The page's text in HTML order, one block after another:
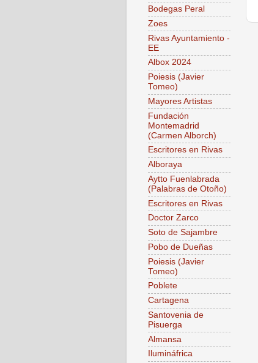
Bodegas Peral
Zoes
Rivas Ayuntamiento -
EE
Albox 2024
Poiesis (Javier
Tomeo)
Mayores Artistas
Fundación
Montemadrid
(Carmen Alborch)
Escritores en Rivas
Alboraya
Aytto Fuenlabrada
(Palabras de Otoño)
Escritores en Rivas
Doctor Zarco
Soto de Sajambre
Pobo de Dueñas
Poiesis (Javier
Tomeo)
Poblete
Cartagena
Santovenia de
Pisuerga
Almansa
Ilumináfrica